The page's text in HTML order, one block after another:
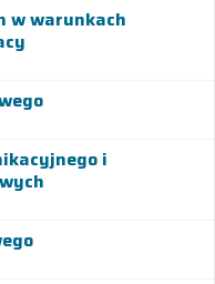
w warunkach
i